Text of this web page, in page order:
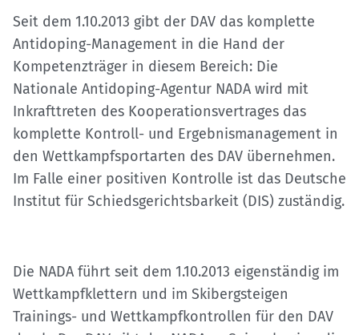
Seit dem 1.10.2013 gibt der DAV das komplette
Antidoping-Management in die Hand der
Kompetenzträger in diesem Bereich: Die
Nationale Antidoping-Agentur NADA wird mit
Inkrafttreten des Kooperationsvertrages das
komplette Kontroll- und Ergebnismanagement in
den Wettkampfsportarten des DAV übernehmen.
Im Falle einer positiven Kontrolle ist das Deutsche
Institut für Schiedsgerichtsbarkeit (DIS) zuständig.
Die NADA führt seit dem 1.10.2013 eigenständig im
Wettkampfklettern und im Skibergsteigen
Trainings- und Wettkampfkontrollen für den DAV